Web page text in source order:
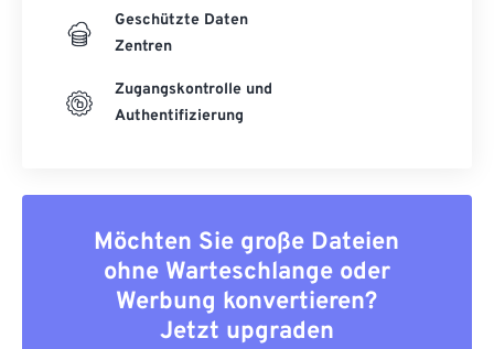
Geschützte Daten
Zentren
Zugangskontrolle und
Authentifizierung
Möchten Sie große Dateien
ohne Warteschlange oder
Werbung konvertieren?
Jetzt upgraden